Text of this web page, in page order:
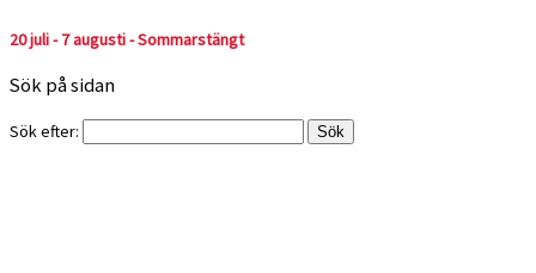
20 juli - 7 augusti - Sommarstängt
Sök på sidan
Sök efter: